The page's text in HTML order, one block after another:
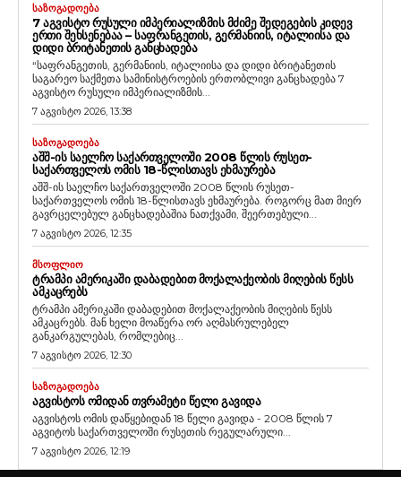
ᲡᲐᲖᲝᲒᲐᲓᲝᲔᲑᲐ
7 ᲐᲒᲕᲘᲡᲢᲝ ᲠᲣᲡᲣᲚᲘ ᲘᲛᲞᲔᲠᲘᲐᲚᲘᲖᲛᲘᲡ ᲛᲫᲘᲛᲔ ᲨᲔᲓᲔᲒᲔᲑᲘᲡ ᲙᲘᲓᲔᲕ
ᲔᲠᲗᲘ ᲨᲔᲮᲡᲔᲜᲔᲑᲐᲐ – ᲡᲐᲤᲠᲐᲜᲒᲔᲗᲘᲡ, ᲒᲔᲠᲛᲐᲜᲘᲘᲡ, ᲘᲢᲐᲚᲘᲘᲡᲐ ᲓᲐ
ᲓᲘᲓᲘ ᲑᲠᲘᲢᲐᲜᲔᲗᲘᲡ ᲒᲐᲜᲪᲮᲐᲓᲔᲑᲐ
“საფრანგეთის, გერმანიის, იტალიისა და დიდი ბრიტანეთის
საგარეო საქმეთა სამინისტროების ერთობლივი განცხადება 7
აგვისტო რუსული იმპერიალიზმის...
7 აგვისტო 2026, 13:38
ᲡᲐᲖᲝᲒᲐᲓᲝᲔᲑᲐ
ᲐᲨᲨ-ᲘᲡ ᲡᲐᲔᲚᲩᲝ ᲡᲐᲥᲐᲠᲗᲕᲔᲚᲝᲨᲘ 2008 ᲬᲚᲘᲡ ᲠᲣᲡᲔᲗ-
ᲡᲐᲥᲐᲠᲗᲕᲔᲚᲝᲡ ᲝᲛᲘᲡ 18-ᲬᲚᲘᲡᲗᲐᲕᲡ ᲔᲮᲛᲐᲣᲠᲔᲑᲐ
აშშ-ის საელჩო საქართველოში 2008 წლის რუსეთ-
საქართველოს ომის 18-წლისთავს ეხმაურება. როგორც მათ მიერ
გავრცელებულ განცხადებაშია ნათქვამი, შეერთებული...
7 აგვისტო 2026, 12:35
ᲛᲡᲝᲤᲚᲘᲝ
ᲢᲠᲐᲛᲞᲘ ᲐᲛᲔᲠᲘᲙᲐᲨᲘ ᲓᲐᲑᲐᲓᲔᲑᲘᲗ ᲛᲝᲥᲐᲚᲐᲥᲔᲝᲑᲘᲡ ᲛᲘᲦᲔᲑᲘᲡ ᲬᲔᲡᲡ
ᲐᲛᲙᲐᲪᲠᲔᲑᲡ
ტრამპი ამერიკაში დაბადებით მოქალაქეობის მიღების წესს
ამკაცრებს. მან ხელი მოაწერა ორ აღმასრულებელ
განკარგულებას, რომლებიც...
7 აგვისტო 2026, 12:30
ᲡᲐᲖᲝᲒᲐᲓᲝᲔᲑᲐ
ᲐᲒᲕᲘᲡᲢᲝᲡ ᲝᲛᲘᲓᲐᲜ ᲗᲕᲠᲐᲛᲔᲢᲘ ᲬᲔᲚᲘ ᲒᲐᲕᲘᲓᲐ
აგვისტოს ომის დაწყებიდან 18 წელი გავიდა - 2008 წლის 7
აგვიტოს საქართველოში რუსეთის რეგულარული...
7 აგვისტო 2026, 12:19